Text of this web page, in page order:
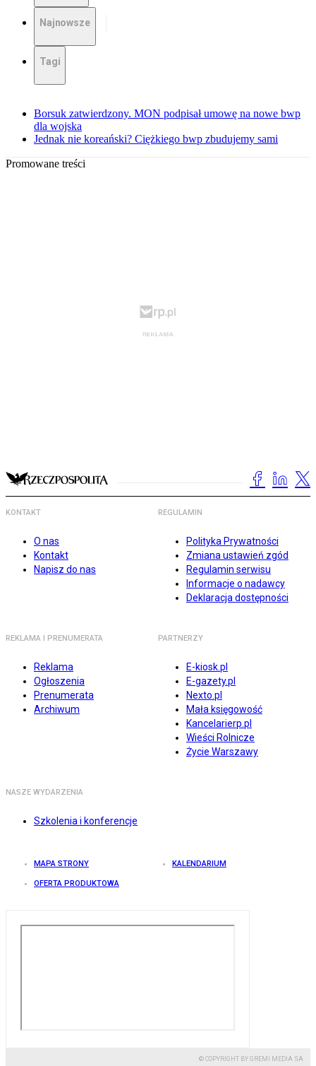
Najnowsze
Tagi
Borsuk zatwierdzony. MON podpisał umowę na nowe bwp
dla wojska
Jednak nie koreański? Ciężkiego bwp zbudujemy sami
Promowane treści
KONTAKT
O nas
Kontakt
Napisz do nas
REGULAMIN
Polityka Prywatności
Zmiana ustawień zgód
Regulamin serwisu
Informacje o nadawcy
Deklaracja dostępności
REKLAMA I PRENUMERATA
Reklama
Ogłoszenia
Prenumerata
Archiwum
PARTNERZY
E-kiosk.pl
E-gazety.pl
Nexto.pl
Mała księgowość
Kancelarierp.pl
Wieści Rolnicze
Życie Warszawy
NASZE WYDARZENIA
Szkolenia i konferencje
MAPA STRONY KALENDARIUM
OFERTA PRODUKTOWA
© COPYRIGHT BY GREMI MEDIA SA